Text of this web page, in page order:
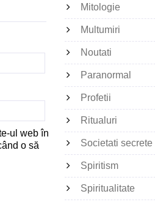
ul web în
o să
Mitologie
Multumiri
Noutati
Paranormal
Profetii
Ritualuri
Societati secrete
Spiritism
Spiritualitate